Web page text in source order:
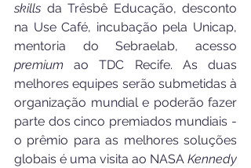
skills da Trêsbê Educação, desconto
na Use Café, incubação pela Unicap,
premium ao TDC Recife. As duas
melhores equipes serão submetidas à
organização mundial e poderão fazer
parte dos cinco premiados mundiais -
o prêmio para as melhores soluções
globais é uma visita ao NASA Kennedy